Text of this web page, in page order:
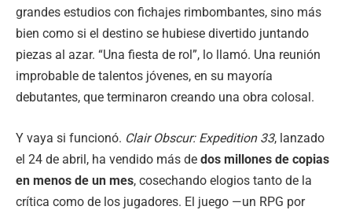
grandes estudios con fichajes rimbombantes, sino más
bien como si el destino se hubiese divertido juntando
piezas al azar. “Una fiesta de rol”, lo llamó. Una reunión
improbable de talentos jóvenes, en su mayoría
debutantes, que terminaron creando una obra colosal.
Y vaya si funcionó. Clair Obscur: Expedition 33, lanzado
el 24 de abril, ha vendido más de dos millones de copias
en menos de un mes, cosechando elogios tanto de la
crítica como de los jugadores. El juego —un RPG por